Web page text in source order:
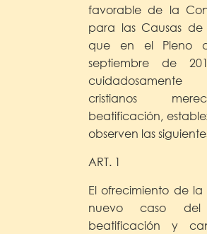
favorable de la
para las Causas de
que en el Pleno
septiembre de
cristianos
beatificación,
observen las
ART. 1
El ofrecimiento de
nuevo caso
beatificación y